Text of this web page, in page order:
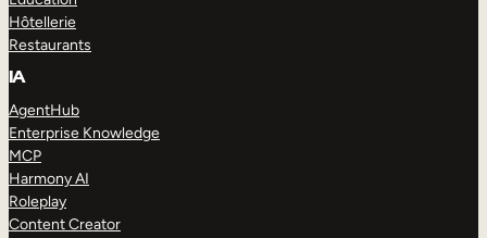
Hôtellerie
Restaurants
IA
AgentHub
Enterprise Knowledge
MCP
Harmony AI
Roleplay
Content Creator